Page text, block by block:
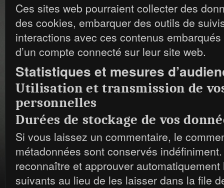
Ces sites web pourraient collecter des
des cookies, embarquer des outils de
interactions avec ces contenus
d’un compte connecté sur leur site web.
Statistiques et mesures
Utilisation et transmission de
personnelles
Durées de stockage de vos
Si vous laissez un commentaire, le
métadonnées sont conservés
reconnaître et approuver
suivants au lieu de les laisser dans la file